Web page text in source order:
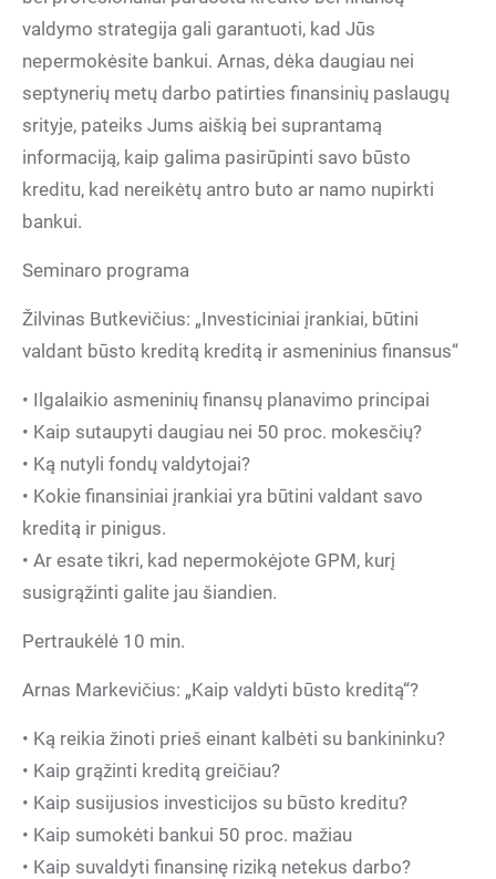
valdymo strategija gali garantuoti, kad Jūs
nepermokėsite bankui. Arnas, dėka daugiau nei
septynerių metų darbo patirties finansinių paslaugų
srityje, pateiks Jums aiškią bei suprantamą
informaciją, kaip galima pasirūpinti savo būsto
kreditu, kad nereikėtų antro buto ar namo nupirkti
bankui.
Seminaro programa
Žilvinas Butkevičius: „Investiciniai įrankiai, būtini
valdant būsto kreditą kreditą ir asmeninius finansus“
• Ilgalaikio asmeninių finansų planavimo principai
• Kaip sutaupyti daugiau nei 50 proc. mokesčių?
• Ką nutyli fondų valdytojai?
• Kokie finansiniai įrankiai yra būtini valdant savo
kreditą ir pinigus.
• Ar esate tikri, kad nepermokėjote GPM, kurį
susigrąžinti galite jau šiandien.
Pertraukėlė 10 min.
Arnas Markevičius: „Kaip valdyti būsto kreditą“?
• Ką reikia žinoti prieš einant kalbėti su bankininku?
• Kaip grąžinti kreditą greičiau?
• Kaip susijusios investicijos su būsto kreditu?
• Kaip sumokėti bankui 50 proc. mažiau
• Kaip suvaldyti finansinę riziką netekus darbo?